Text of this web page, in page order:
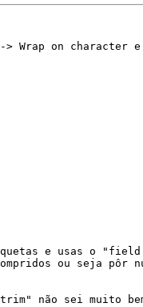
Wrap on character
e usas o
ou seja pôr
não sei muito